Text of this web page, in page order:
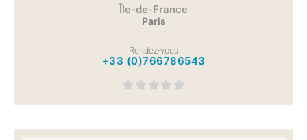
Île-de-France
Paris
Rendez-vous
+33 (0)766786543